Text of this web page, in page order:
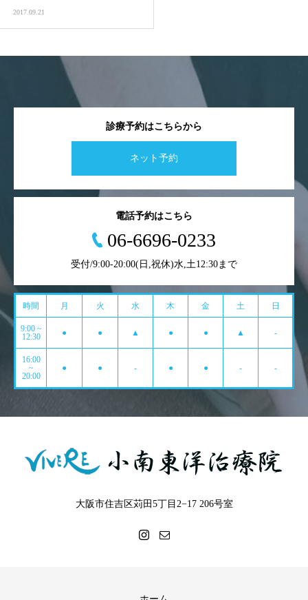
2017.09.21
診療予約はこちらから
ネット予約
電話予約はこちら
06-6696-0233
受付/9:00-20:00(日,祝休)水,土12:30まで
時間 月 火 水 木 金 土 日
9:00 ~
12:30
● ● ▲ ● ● ▲ -
16:00
~
20:00
● ● - ● ● - -
大阪市住吉区苅田5丁目2−17 206号室